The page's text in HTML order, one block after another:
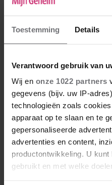
Toestemming Details
Verantwoord gebruik van
Wij en onze 1022 partners
gegevens (bijv. uw IP-
technologieën zoals
apparaat op te slaan en te
gepersonaliseerde
advertenties en content,
productontwikkeling. U
gebruikt en met welke
De nieuwe Mijn
Los